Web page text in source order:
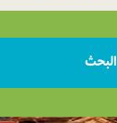
البحث